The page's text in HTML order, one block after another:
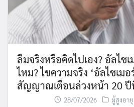
ลืมจริงหรือคิดไปเอง? อัลไซ
ไหม? ไขความจริง ‘อัลไซเม
สัญญาณเตือนล่วงหน้า 20
28/07/2026 ผู้สูงอายุ